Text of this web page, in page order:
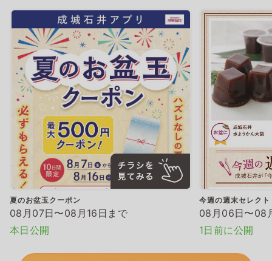
夏のお盆玉クーポン
08月07日〜08月16日まで
本日公開
今週の週末セレクト
08月06日〜08
1日前に公開